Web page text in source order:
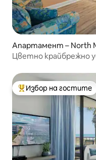
Апартамент – North
Цветно крайбрежно
Най-популярен
Избор на гостите